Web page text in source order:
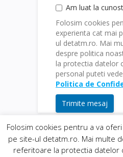
Am luat la
Folosim cookies
experienta cat mai
ul detatm.ro. Mai
despre politica
la protectia datelor
personal puteti
Politica de
Trimite mesaj
© 2019Orasul Deta|
Folosim cookies pentru a va
pe site-ul detatm.ro. Mai multe
referitoare la protectia datelor